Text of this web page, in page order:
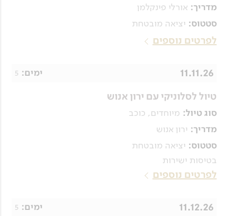
מדריך: אורלי פינקלמן
סטטוס: יציאה מובטחת
לפרטים נוספים
טיול לסלוניקי עם ירון אנוש
סוג טיול: מיוחדים, כוכב
11.11.26 ימים: 5
מדריך: ירון אנוש
סטטוס: יציאה מובטחת
בטיסות ישירות
לפרטים נוספים
11.12.26 ימים: 5